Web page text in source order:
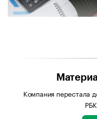
Компания перестала